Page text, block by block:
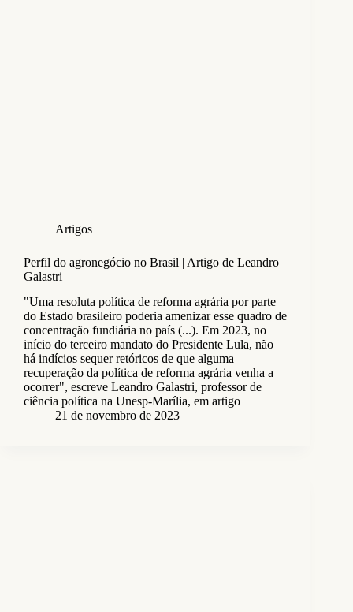
Artigos
Perfil do agronegócio no Brasil | Artigo de Leandro
Galastri
"Uma resoluta política de reforma agrária por parte
do Estado brasileiro poderia amenizar esse quadro de
concentração fundiária no país (...). Em 2023, no
início do terceiro mandato do Presidente Lula, não
há indícios sequer retóricos de que alguma
recuperação da política de reforma agrária venha a
ocorrer", escreve Leandro Galastri, professor de
ciência política na Unesp-Marília, em artigo
21 de novembro de 2023